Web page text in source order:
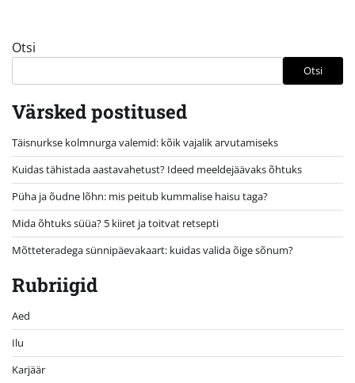
Otsi
Otsi
Värsked postitused
Täisnurkse kolmnurga valemid: kõik vajalik arvutamiseks
Kuidas tähistada aastavahetust? Ideed meeldejäävaks õhtuks
Püha ja õudne lõhn: mis peitub kummalise haisu taga?
Mida õhtuks süüa? 5 kiiret ja toitvat retsepti
Mõtteteradega sünnipäevakaart: kuidas valida õige sõnum?
Rubriigid
Aed
Ilu
Karjäär